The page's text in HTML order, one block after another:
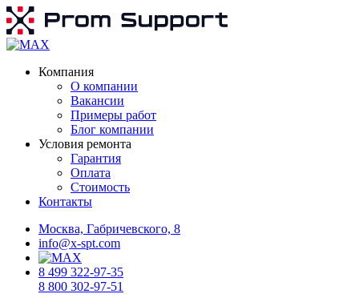
Компания
О компании
Вакансии
Примеры работ
Блог компании
Условия ремонта
Гарантия
Оплата
Стоимость
Контакты
Москва, Габричевского, 8
info@x-spt.com
8 499 322-97-35
8 800 302-97-51